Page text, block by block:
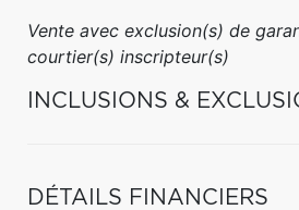
Vente avec exclusion(s) de
courtier(s) inscripteur(s)
INCLUSIONS &
DÉTAILS FINANCIERS